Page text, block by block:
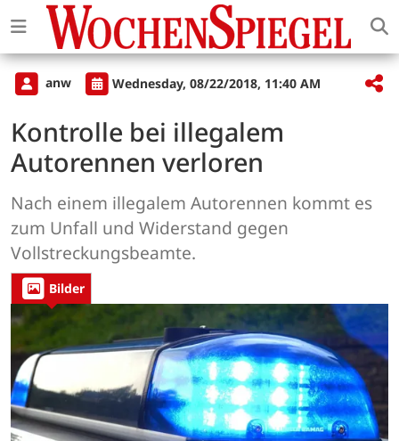
anw Wednesday, 08/22/2018, 11:40 AM
Kontrolle bei illegalem
Autorennen verloren
Nach einem illegalem Autorennen kommt es
zum Unfall und Widerstand gegen
Vollstreckungsbeamte.
Bilder